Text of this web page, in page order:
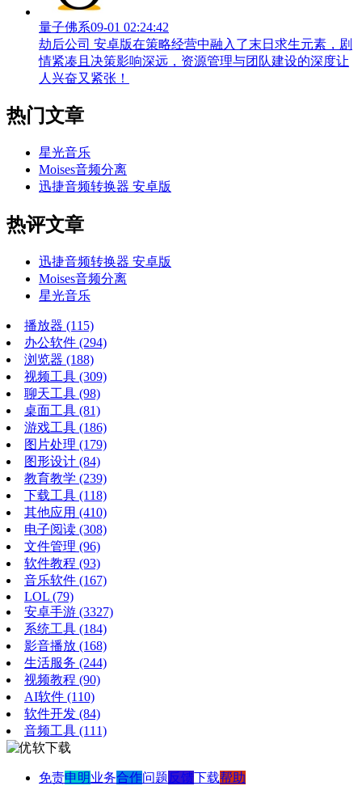
量子佛系09-01 02:24:42
劫后公司 安卓版在策略经营中融入了末日求生元素，剧
情紧凑且决策影响深远，资源管理与团队建设的深度让
人兴奋又紧张！
热门文章
星光音乐
Moises音频分离
迅捷音频转换器 安卓版
热评文章
迅捷音频转换器 安卓版
Moises音频分离
星光音乐
播放器 (115)
办公软件 (294)
浏览器 (188)
视频工具 (309)
聊天工具 (98)
桌面工具 (81)
游戏工具 (186)
图片处理 (179)
图形设计 (84)
教育教学 (239)
下载工具 (118)
其他应用 (410)
电子阅读 (308)
文件管理 (96)
软件教程 (93)
音乐软件 (167)
LOL (79)
安卓手游 (3327)
系统工具 (184)
影音播放 (168)
生活服务 (244)
视频教程 (90)
AI软件 (110)
软件开发 (84)
音频工具 (111)
免责申明业务合作问题反馈下载帮助